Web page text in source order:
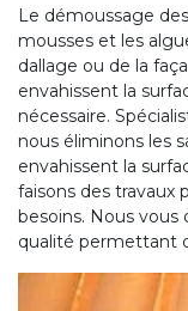
Le démoussage
mousses et les
dallage ou de la
envahissent la
nécessaire.
nous éliminons les
envahissent la
faisons des travaux
besoins. Nous vous
qualité permettant